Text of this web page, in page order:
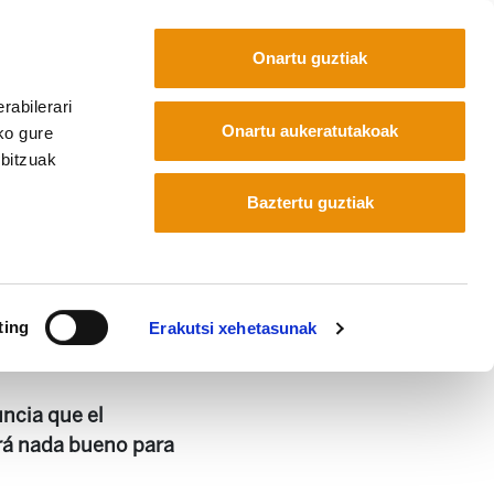
gure
Erakutsi xehetasunak
Onartu guztiak
Onartu aukeratutakoak
Baztertu guztiak
que el
nada bueno para